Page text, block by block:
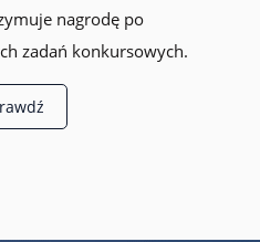
nagrodę po
zadań konkursowych.